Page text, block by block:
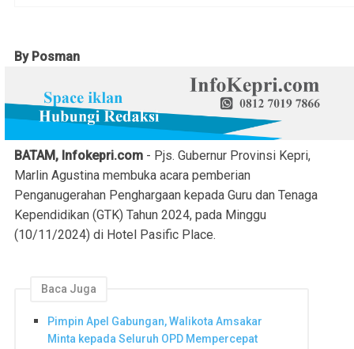
By Posman
BATAM, Infokepri.com - Pjs. Gubernur Provinsi Kepri,
Marlin Agustina membuka acara pemberian
Penganugerahan Penghargaan kepada Guru dan Tenaga
Kependidikan (GTK) Tahun 2024, pada Minggu
(10/11/2024) di Hotel Pasific Place.
Baca Juga
Pimpin Apel Gabungan, Walikota Amsakar
Minta kepada Seluruh OPD Mempercepat